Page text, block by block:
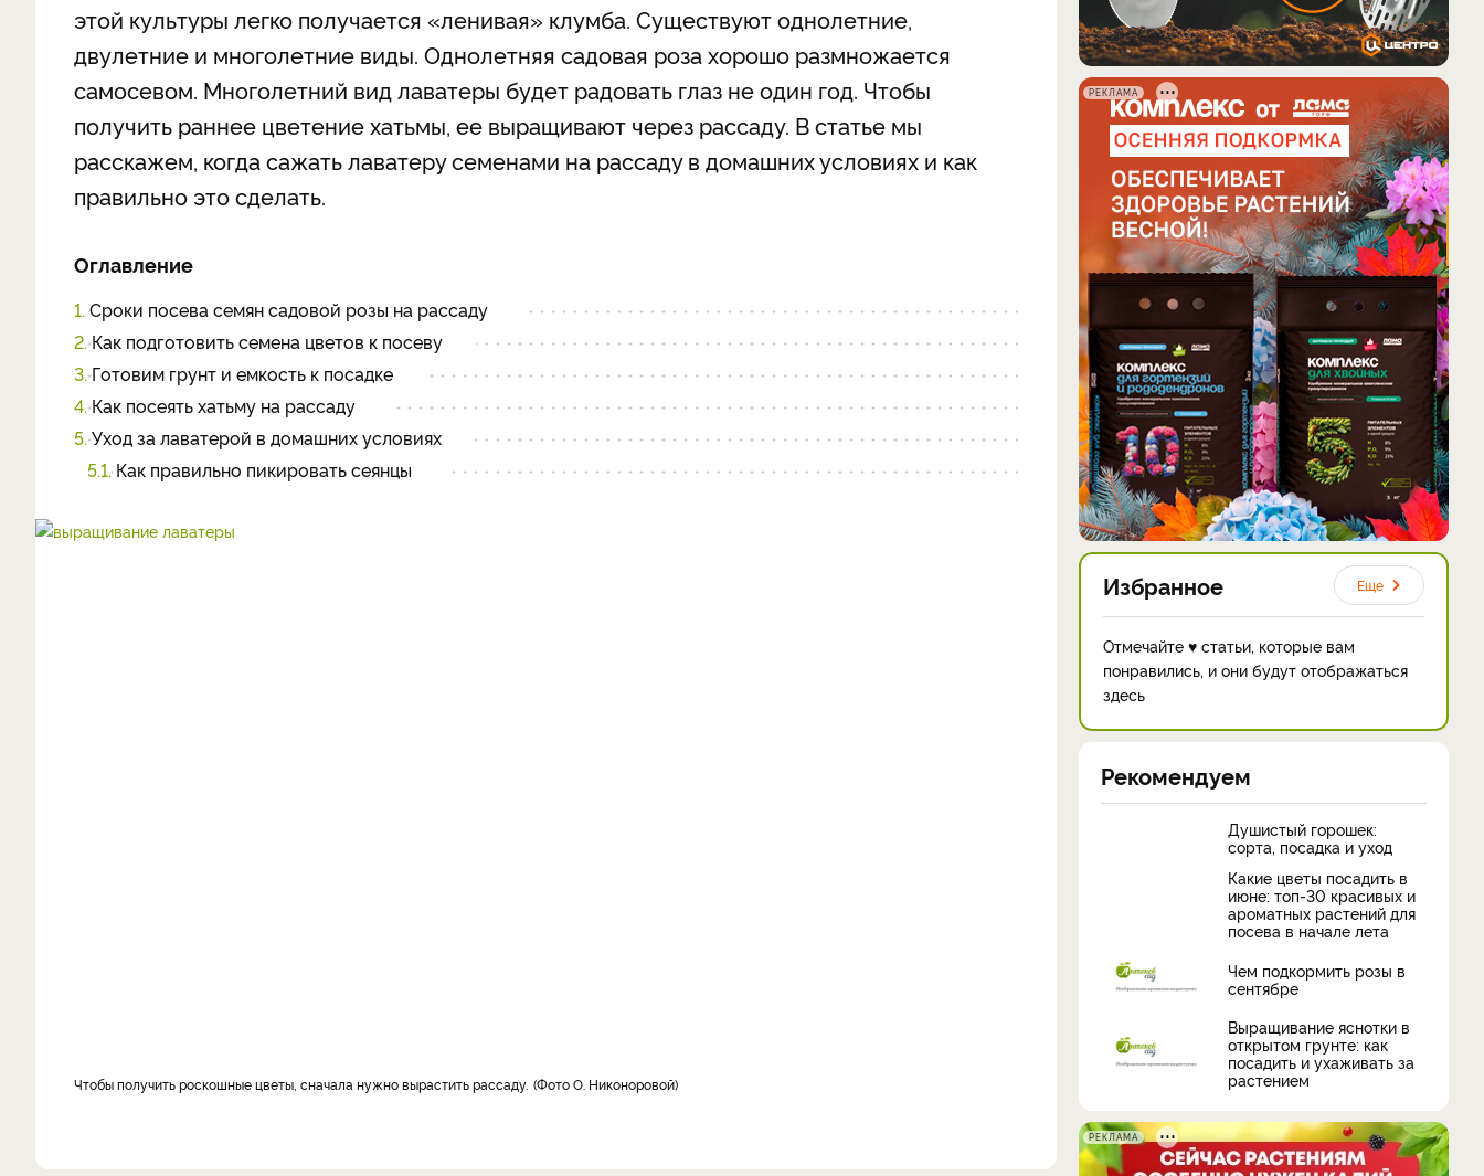
этой культуры легко получается «ленивая» клумба. Существуют однолетние,
двулетние и многолетние виды. Однолетняя садовая роза хорошо размножается
самосевом. Многолетний вид лаватеры будет радовать глаз не один год. Чтобы
получить раннее цветение хатьмы, ее выращивают через рассаду. В статье мы
расскажем, когда сажать лаватеру семенами на рассаду в домашних условиях и как
правильно это сделать.
Оглавление
1. Сроки посева семян садовой розы на рассаду
2. Как подготовить семена цветов к посеву
3. Готовим грунт и емкость к посадке
4. Как посеять хатьму на рассаду
5. Уход за лаватерой в домашних условиях
5.1. Как правильно пикировать сеянцы
Чтобы получить роскошные цветы, сначала нужно вырастить рассаду. Фото О. Никоноровой
РЕКЛАМА
Избранное Еще
Отмечайте ♥ статьи, которые вам
понравились, и они будут отображаться
здесь
Рекомендуем
Душистый горошек:
сорта, посадка и уход
Какие цветы посадить в
июне: топ-30 красивых и
ароматных растений для
посева в начале лета
Чем подкормить розы в
сентябре
Выращивание яснотки в
открытом грунте: как
посадить и ухаживать за
растением
РЕКЛАМА